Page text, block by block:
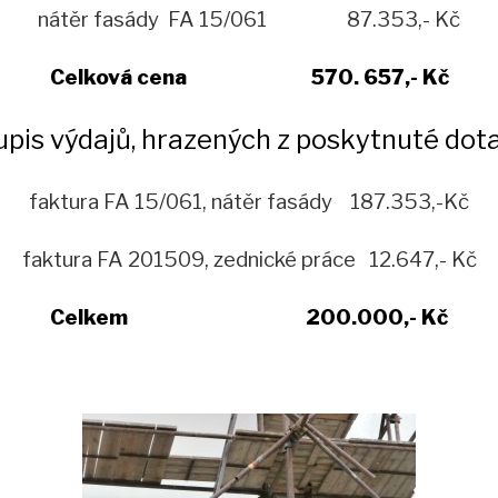
nátěr fasády FA 15/061 87.353,- Kč
Celková cena 570. 657,- Kč
výdajů, hrazených z poskytnuté
faktura FA 15/061, nátěr fasády 187.353,-Kč
faktura FA 201509, zednické práce 12.647,- Kč
Celkem 200.000,- Kč